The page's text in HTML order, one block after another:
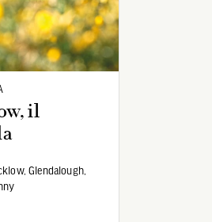
il
Glendalough,